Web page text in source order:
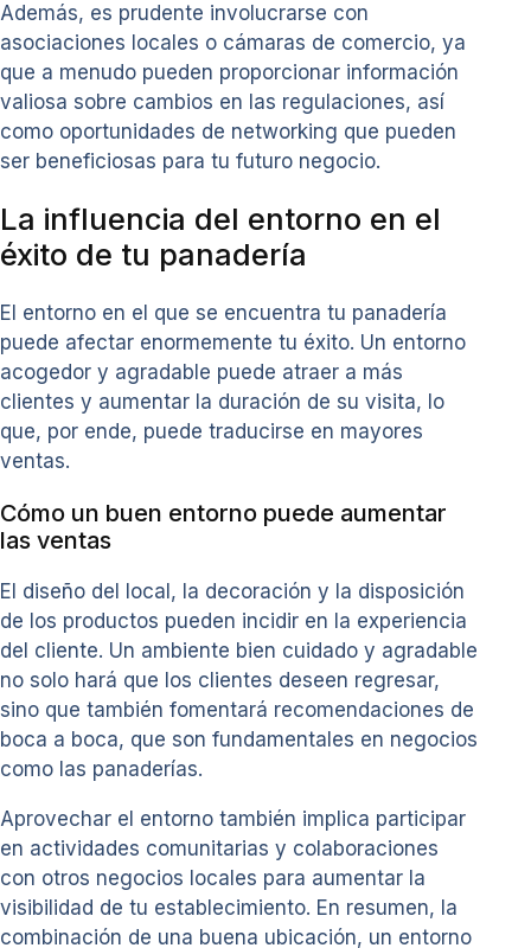
Además, es prudente involucrarse con
asociaciones locales o cámaras de comercio, ya
que a menudo pueden proporcionar información
valiosa sobre cambios en las regulaciones, así
como oportunidades de networking que pueden
ser beneficiosas para tu futuro negocio.
La influencia del entorno en el
éxito de tu panadería
El entorno en el que se encuentra tu panadería
puede afectar enormemente tu éxito. Un entorno
acogedor y agradable puede atraer a más
clientes y aumentar la duración de su visita, lo
que, por ende, puede traducirse en mayores
ventas.
Cómo un buen entorno puede aumentar
las ventas
El diseño del local, la decoración y la disposición
de los productos pueden incidir en la experiencia
del cliente. Un ambiente bien cuidado y agradable
no solo hará que los clientes deseen regresar,
sino que también fomentará recomendaciones de
boca a boca, que son fundamentales en negocios
como las panaderías.
Aprovechar el entorno también implica participar
en actividades comunitarias y colaboraciones
con otros negocios locales para aumentar la
visibilidad de tu establecimiento. En resumen, la
combinación de una buena ubicación, un entorno